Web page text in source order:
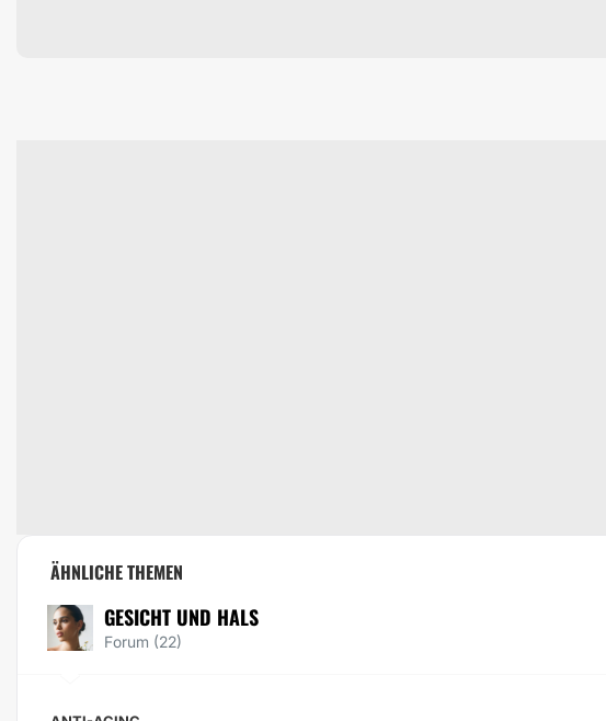
ÄHNLICHE THEMEN
GESICHT UND HALS
Forum (22)